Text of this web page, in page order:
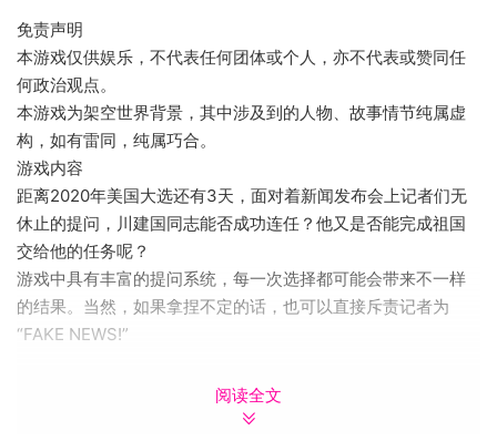
免责声明
本游戏仅供娱乐，不代表任何团体或个人，亦不代表或赞同任
何政治观点。
本游戏为架空世界背景，其中涉及到的人物、故事情节纯属虚
构，如有雷同，纯属巧合。
游戏内容
距离2020年美国大选还有3天，面对着新闻发布会上记者们无
休止的提问，川建国同志能否成功连任？他又是否能完成祖国
交给他的任务呢？
游戏中具有丰富的提问系统，每一次选择都可能会带来不一样
的结果。当然，如果拿捏不定的话，也可以直接斥责记者为
“FAKE NEWS!”
到底是认真回答记者提问，还是暴怒离场，一切都看您的选
阅读全文